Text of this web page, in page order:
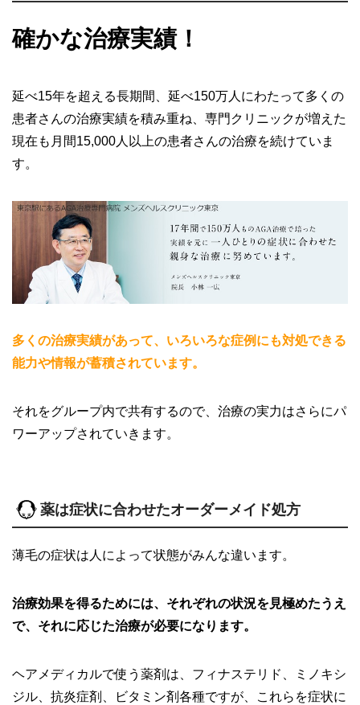
確かな治療実績！
延べ15年を超える長期間、延べ150万人にわたって多くの
患者さんの治療実績を積み重ね、専門クリニックが増えた
現在も月間15,000人以上の患者さんの治療を続けていま
す。
多くの治療実績があって、いろいろな症例にも対処できる
能力や情報が蓄積されています。
それをグループ内で共有するので、治療の実力はさらにパ
ワーアップされていきます。
薬は症状に合わせたオーダーメイド処方
薄毛の症状は人によって状態がみんな違います。
治療効果を得るためには、それぞれの状況を見極めたうえ
で、それに応じた治療が必要になります。
ヘアメディカルで使う薬剤は、フィナステリド、ミノキシ
ジル、抗炎症剤、ビタミン剤各種ですが、これらを症状に